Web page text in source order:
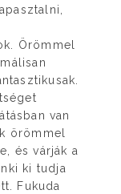
Örömmel
van
örömmel
és várják a
ki tudja
Fukuda